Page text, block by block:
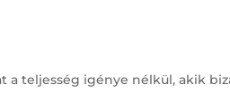
teljesség igénye nélkül, akik